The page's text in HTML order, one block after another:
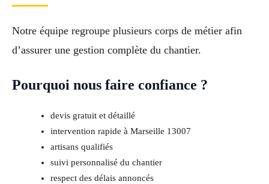
Notre équipe regroupe plusieurs corps de métier afin
d’assurer une gestion complète du chantier.
Pourquoi nous faire confiance ?
devis gratuit et détaillé
intervention rapide à Marseille 13007
artisans qualifiés
suivi personnalisé du chantier
respect des délais annoncés